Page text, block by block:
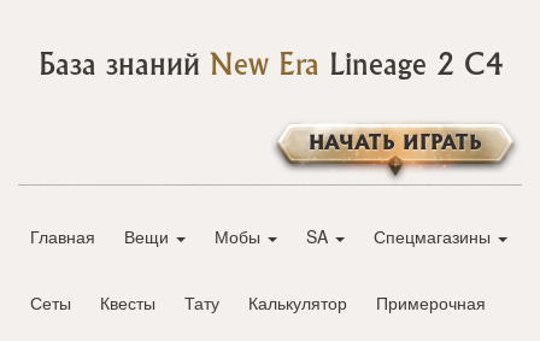
База знаний New Era Lineage 2 C4
НАЧАТЬ ИГРАТЬ
Главная Вещи Мобы SA Спецмагазины
Сеты Квесты Тату Калькулятор Примерочная